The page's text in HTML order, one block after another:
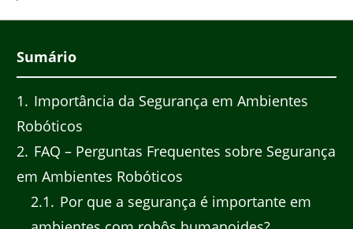
Sumário
1
Importância da Segurança em Ambientes
Robóticos
2 FAQ – Perguntas Frequentes sobre Segurança
em Ambientes Robóticos
2.1
Por que a segurança é importante em